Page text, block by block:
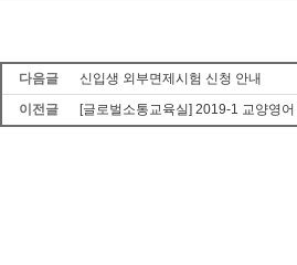
다음글
신입생 외부면제시험 신청 안내
이전글
[글로벌소통교육실] 2019-1 교양영